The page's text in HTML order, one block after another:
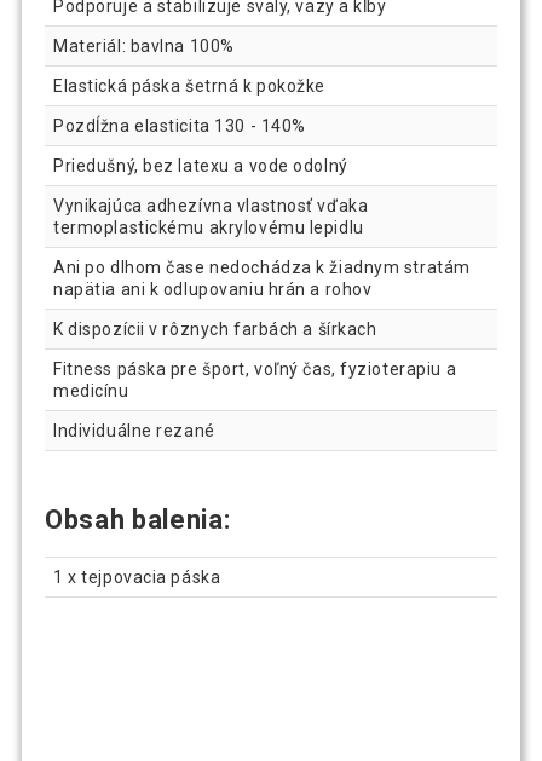
Podporuje a stabilizuje svaly, väzy a kĺby
Materiál: bavlna 100%
Elastická páska šetrná k pokožke
Pozdĺžna elasticita 130 - 140%
Priedušný, bez latexu a vode odolný
Vynikajúca adhezívna vlastnosť vďaka
termoplastickému akrylovému lepidlu
Ani po dlhom čase nedochádza k žiadnym stratám
napätia ani k odlupovaniu hrán a rohov
K dispozícii v rôznych farbách a šírkach
Fitness páska pre šport, voľný čas, fyzioterapiu a
medicínu
Individuálne rezané
Obsah balenia:
1 x tejpovacia páska